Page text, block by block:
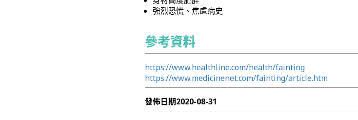
強烈恐慌、焦慮病史
參考資料
https://www.healthline.com/health/fainting
https://www.medicinenet.com/fainting/article.htm
發佈日期2020-08-31